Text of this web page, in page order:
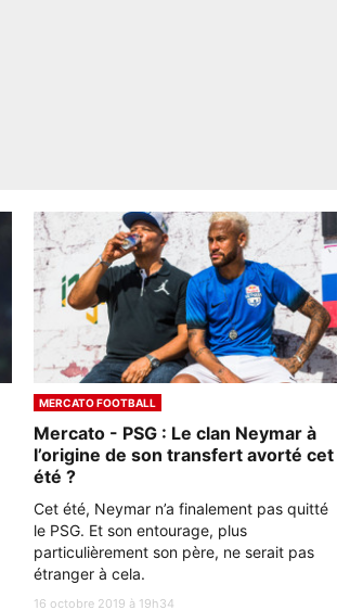
MERCATO FOOTBALL
Mercato - PSG : Le clan Neymar à
l’origine de son transfert avorté cet
été ?
Cet été, Neymar n’a finalement pas quitté
le PSG. Et son entourage, plus
particulièrement son père, ne serait pas
étranger à cela.
16 octobre 2019 à 19h34